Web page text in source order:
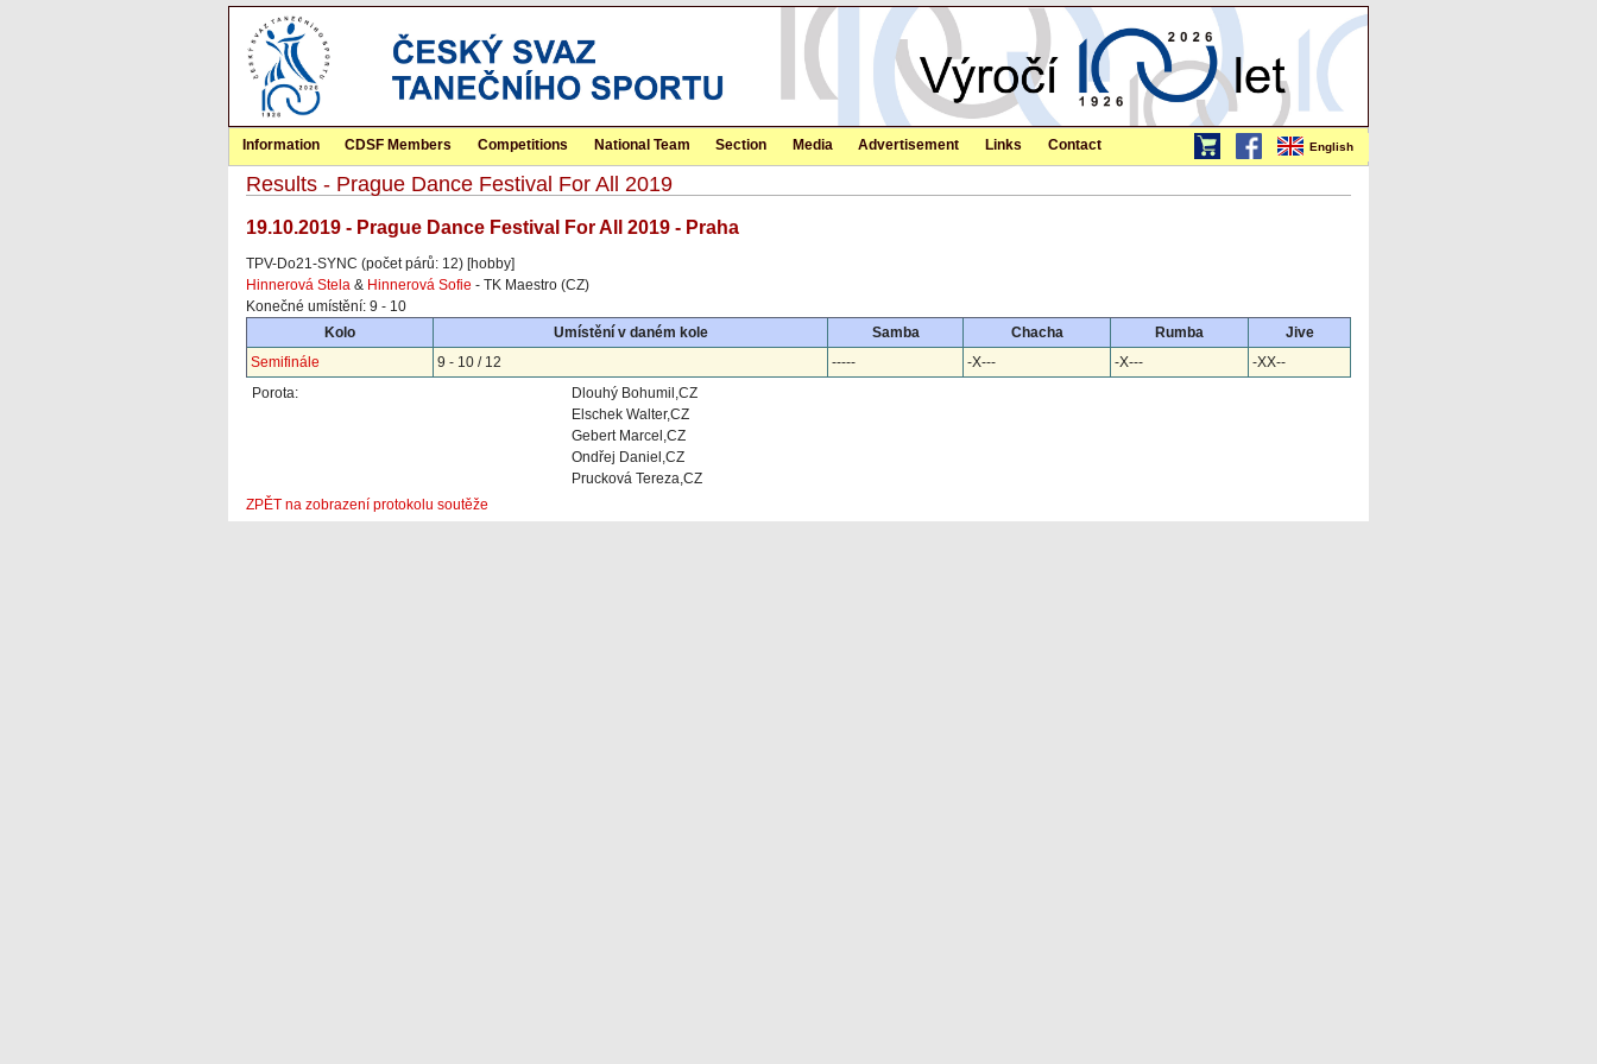
English
Information CDSF Members Competitions National Team Section Media Advertisement Links Contact
Results - Prague Dance Festival For All 2019
19.10.2019 - Prague Dance Festival For All 2019 - Praha
TPV-Do21-SYNC (počet párů: 12) [hobby]
Hinnerová Stela & Hinnerová Sofie - TK Maestro (CZ)
Konečné umístění: 9 - 10
Kolo
Umístění v daném kole Samba Chacha Rumba
Jive
Semifinále
9 - 10 / 12 ----- -X--- -X---
-XX--
Porota:
Dlouhý Bohumil,CZ
Elschek Walter,CZ
Gebert Marcel,CZ
Ondřej Daniel,CZ
Prucková Tereza,CZ
ZPĚT na zobrazení protokolu soutěže